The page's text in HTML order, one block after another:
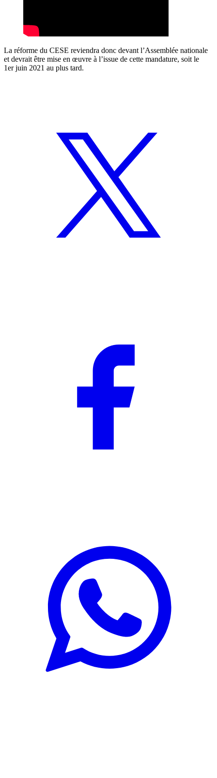
La réforme du CESE reviendra donc devant l’Assemblée nationale
et devrait être mise en œuvre à l’issue de cette mandature, soit le
1er juin 2021 au plus tard.